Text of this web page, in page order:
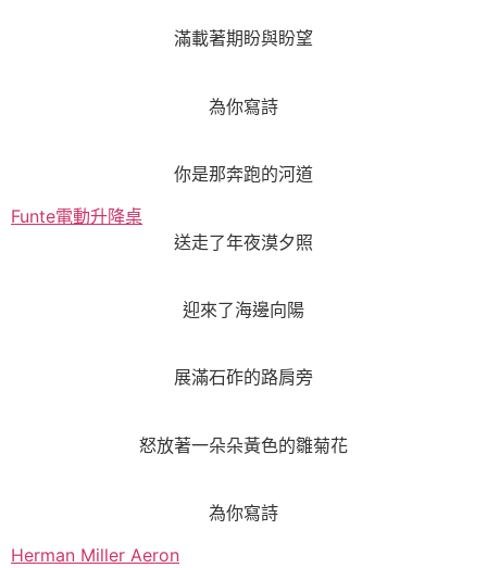
滿載著期盼與盼望
為你寫詩
你是那奔跑的河道
Funte電動升降桌
送走了年夜漠夕照
迎來了海邊向陽
展滿石砟的路肩旁
怒放著一朵朵黃色的雛菊花
為你寫詩
Herman Miller Aeron